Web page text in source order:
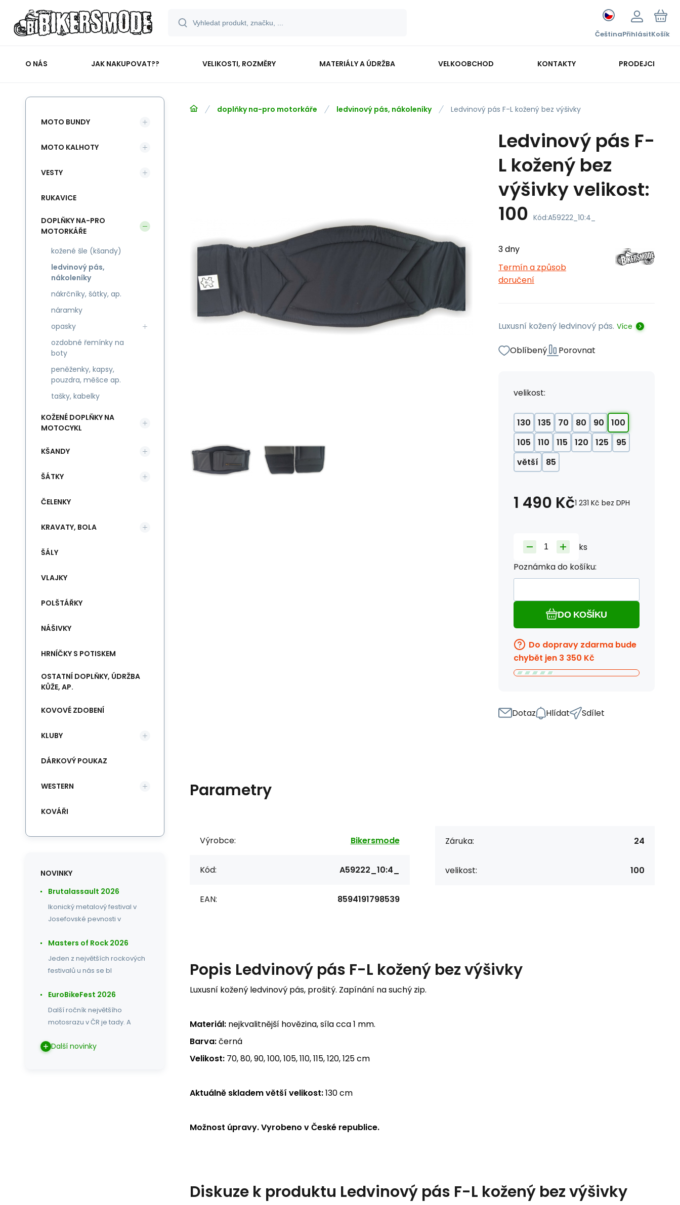
ČeštinaPřihlásitKošík
O NÁS JAK NAKUPOVAT?? VELIKOSTI, ROZMĚRY MATERIÁLY A ÚDRŽBA VELKOOBCHOD KONTAKTY PRODEJCI
doplňky na-pro motorkáře ledvinový pás, nákoleníky Ledvinový pás F-L kožený bez výšivky
Ledvinový pás F-
L kožený bez
výšivky velikost:
100 Kód:A59222_10:4_
3 dny
Termín a způsob
doručení
Luxusní kožený ledvinový pás. Více
Oblíbený Porovnat
velikost:
130 135 70 80 90
100
105
110 115 120 125
95
větší
85
1 490 Kč1 231 Kč bez DPH
ks
Poznámka do košíku:
DO KOŠÍKU
Do dopravy zdarma bude
chybět jen 3 350 Kč
Dotaz Hlídat Sdílet
Parametry
Výrobce: Bikersmode
Kód: A59222_10:4_
EAN: 8594191798539
Záruka: 24
velikost: 100
Popis Ledvinový pás F-L kožený bez výšivky
Luxusní kožený ledvinový pás, prošitý. Zapínání na suchý zip.
Materiál: nejkvalitnější hovězina, síla cca 1 mm.
Barva:černá
Velikost: 70, 80, 90, 100, 105, 110, 115, 120, 125 cm
Aktuálně skladem větší velikost:130 cm
Možnost úpravy. Vyrobeno v České republice.
Diskuze k produktu Ledvinový pás F-L kožený bez výšivky
MOTO BUNDY
MOTO KALHOTY
VESTY
RUKAVICE
DOPLŇKY NA-PRO
MOTORKÁŘE
kožené šle (kšandy)
ledvinový pás,
nákoleníky
nákrčníky, šátky, ap.
náramky
opasky
ozdobné řemínky na
boty
peněženky, kapsy,
pouzdra, měšce ap.
tašky, kabelky
KOŽENÉ DOPLŇKY NA
MOTOCYKL
KŠANDY
ŠÁTKY
ČELENKY
KRAVATY, BOLA
ŠÁLY
VLAJKY
POLŠTÁŘKY
NÁŠIVKY
HRNÍČKY S POTISKEM
OSTATNÍ DOPLŇKY, ÚDRŽBA
KŮŽE, AP.
KOVOVÉ ZDOBENÍ
KLUBY
DÁRKOVÝ POUKAZ
WESTERN
KOVÁŘI
NOVINKY
Brutalassault 2026
Ikonický metalový festival v
Josefovské pevnosti v
Masters of Rock 2026
Jeden z největších rockových
festivalů u nás se bl
EuroBikeFest 2026
Další ročník největšího
motosrazu v ČR je tady. A
Další novinky